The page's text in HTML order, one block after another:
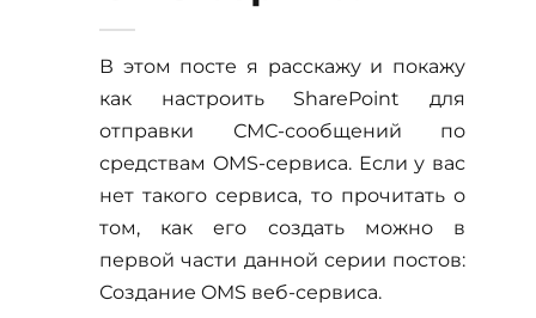
В этом посте я расскажу и покажу
как настроить SharePoint для
отправки СМС-сообщений по
средствам OMS-сервиса. Если у вас
нет такого сервиса, то прочитать о
том, как его создать можно в
первой части данной серии постов:
Создание OMS веб-сервиса.